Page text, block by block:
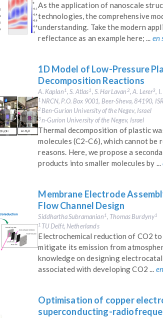
As the application of nanoscale
technologies, the comprehensive
understanding. Take the modern
reflectance as an example here; ... en
1D Model of Low-Pressure
Decomposition Reactions
A. Kaplan1, S. Atlas1 , S. Har Lavan 2, A. Lerer3,
1 NRCN, P.O. Box 9001, Beer-Sheva, 84190,
2 Ben-Gurion University of the Negev, Israel
3n-Gurion University of the Negev, Israel
Thermal decomposition of plastic
molecules (C2-C6), which cannot
reasons. Here, we propose a
products into smaller molecules by ...
Membrane Electrode
Flow Channel Design
Siddhartha Subramanian1, Thomas Burdyny1
1 TU Delft, Netherlands
Electrochemical reduction of CO2
mitigate its emission from
knowledge on designing
associated with developing CO2 ...
Optimisation of copper
superconducting-